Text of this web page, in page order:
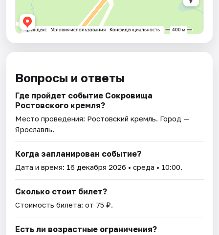
Вопросы и ответы
Где пройдет событие Сокровища
Ростовского кремля?
Место проведения: Ростовский кремль. Город —
Ярославль.
Когда запланирован событие?
Дата и время: 16 декабря 2026 • среда • 10:00.
Сколько стоит билет?
Стоимость билета: от 75 ₽.
Есть ли возрастные ограничения?